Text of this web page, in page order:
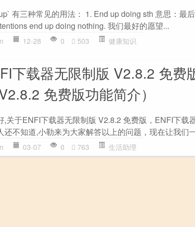
有三种常见的用法： 1. End up doing sth 意思：最
end up doing nothing. 我们最好的愿望...
12-28 0 503 健康知识
下载器无限制版 V2.8.2 免费
免费版功能简介）
,关于ENFI下载器无限制版 V2.8.2 免费版，ENFI下载
还不知道,小勒来为大家解答以上的问题，现在让我们
03-07 0 763 生活助理